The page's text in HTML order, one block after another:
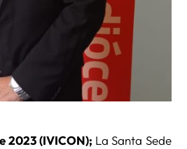
2023 (IVICON); La Santa Sede